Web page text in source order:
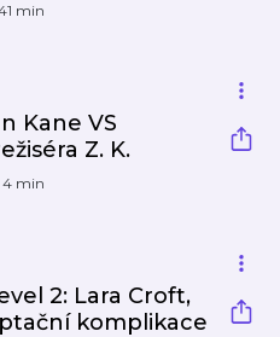
min
Kane VS
Z. K.
4 min
2: Lara Croft,
komplikace